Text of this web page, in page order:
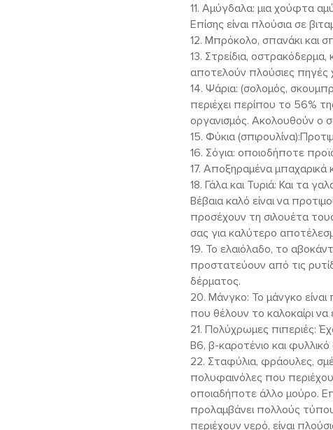
11. Αμύγδαλα: μια χούφτα
Επίσης είναι πλούσια σε
12. Μπρόκολο, σπανάκι και
13. Στρείδια, οστρακόδερμα,
αποτελούν πλούσιες πηγές
14. Ψάρια: (σολομός,
περιέχει περίπου το 56%
οργανισμός. Ακολουθούν ο
15. Φύκια
16. Σόγια: οποιοδήποτε
17. Αποξηραμένα μπαχαρικά
18. Γάλα και Τυριά: Και τα
Βέβαια καλό είναι να
προσέχουν τη σιλουέτα
σας για καλύτερο
19. Το ελαιόλαδο, το
προστατεύουν από τις
δέρματος.
20. Μάνγκο: Το μάνγκο είναι
που θέλουν το καλοκαίρι
21. Πολύχρωμες πιπεριές:
Β6, β-καροτένιο και φυλλικό
22. Σταφύλια, φράουλες,
πολυφαινόλες που
οποιαδήποτε άλλο μούρο.
προλαμβάνει πολλούς
περιέχουν νερό, είναι